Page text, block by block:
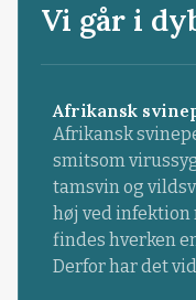
Vi går i
Afrikansk
Afrikansk
smitsom
tamsvin og
høj ved infektion
findes hverken
Derfor har det